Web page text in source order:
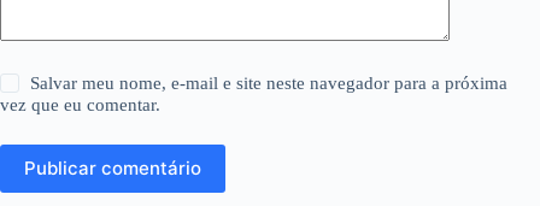
Salvar meu nome, e-mail e site neste navegador para a próxima
vez que eu comentar.
Publicar comentário